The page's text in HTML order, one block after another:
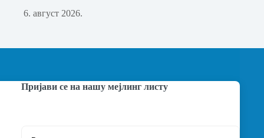
6. август 2026.
Пријави се на нашу мејлинг листу